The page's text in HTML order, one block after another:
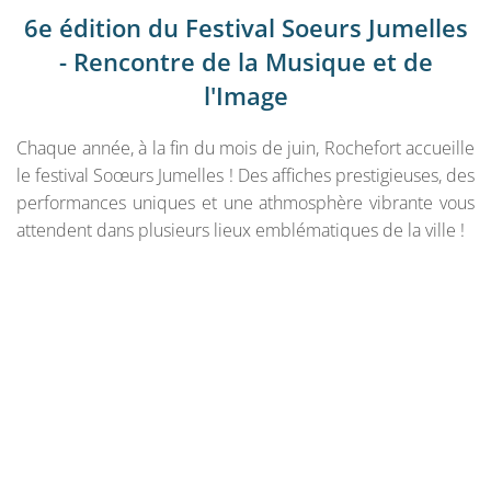
6e édition du Festival Soeurs Jumelles
- Rencontre de la Musique et de
l'Image
Chaque année, à la fin du mois de juin, Rochefort accueille
le festival Soœurs Jumelles ! Des affiches prestigieuses, des
performances uniques et une athmosphère vibrante vous
attendent dans plusieurs lieux emblématiques de la ville !